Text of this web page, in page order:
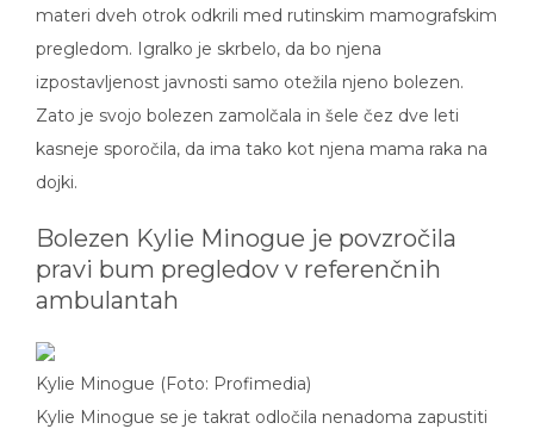
materi dveh otrok odkrili med rutinskim mamografskim
pregledom. Igralko je skrbelo, da bo njena
izpostavljenost javnosti samo otežila njeno bolezen.
Zato je svojo bolezen zamolčala in šele čez dve leti
kasneje sporočila, da ima tako kot njena mama raka na
dojki.
Bolezen Kylie Minogue je povzročila
pravi bum pregledov v referenčnih
ambulantah
Kylie Minogue (Foto: Profimedia)
Kylie Minogue se je takrat odločila nenadoma zapustiti